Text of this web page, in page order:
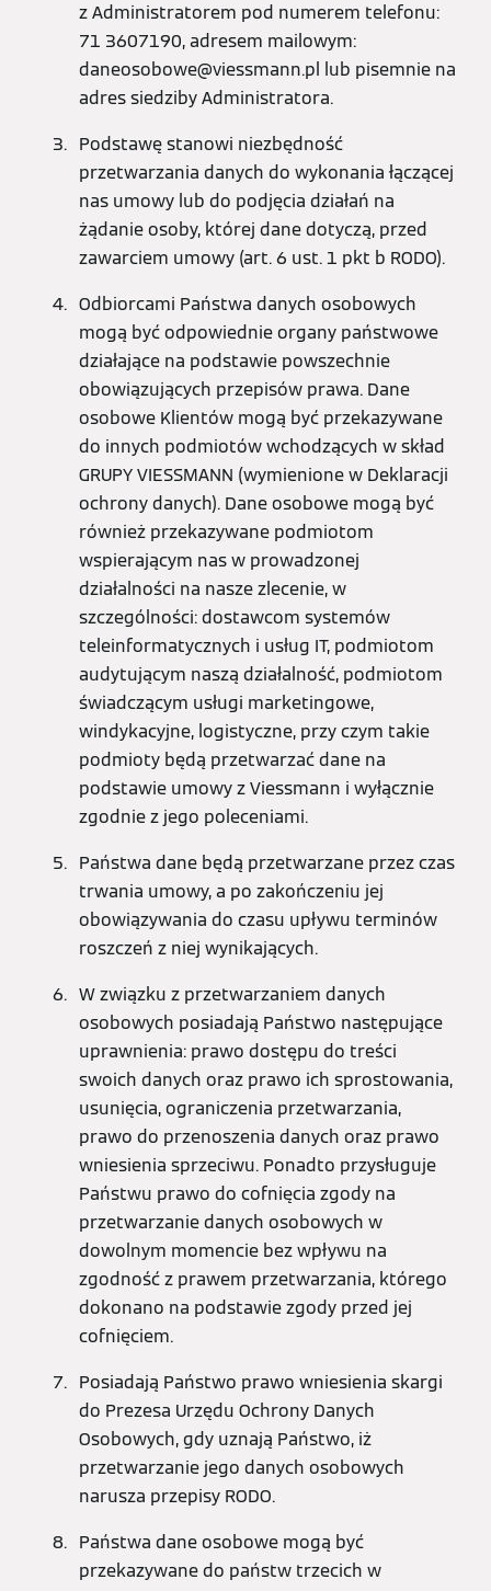
z Administratorem pod numerem telefonu:
71 3607190, adresem mailowym:
daneosobowe@viessmann.pl lub pisemnie na
adres siedziby Administratora.
Podstawę stanowi niezbędność
przetwarzania danych do wykonania łączącej
nas umowy lub do podjęcia działań na
żądanie osoby, której dane dotyczą, przed
zawarciem umowy (art. 6 ust. 1 pkt b RODO).
Odbiorcami Państwa danych osobowych
mogą być odpowiednie organy państwowe
działające na podstawie powszechnie
obowiązujących przepisów prawa. Dane
osobowe Klientów mogą być przekazywane
do innych podmiotów wchodzących w skład
GRUPY VIESSMANN (wymienione w Deklaracji
ochrony danych). Dane osobowe mogą być
również przekazywane podmiotom
wspierającym nas w prowadzonej
działalności na nasze zlecenie, w
szczególności: dostawcom systemów
teleinformatycznych i usług IT, podmiotom
audytującym naszą działalność, podmiotom
świadczącym usługi marketingowe,
windykacyjne, logistyczne, przy czym takie
podmioty będą przetwarzać dane na
podstawie umowy z Viessmann i wyłącznie
zgodnie z jego poleceniami.
Państwa dane będą przetwarzane przez czas
trwania umowy, a po zakończeniu jej
obowiązywania do czasu upływu terminów
roszczeń z niej wynikających.
W związku z przetwarzaniem danych
osobowych posiadają Państwo następujące
uprawnienia: prawo dostępu do treści
swoich danych oraz prawo ich sprostowania,
usunięcia, ograniczenia przetwarzania,
prawo do przenoszenia danych oraz prawo
wniesienia sprzeciwu. Ponadto przysługuje
Państwu prawo do cofnięcia zgody na
przetwarzanie danych osobowych w
dowolnym momencie bez wpływu na
zgodność z prawem przetwarzania, którego
dokonano na podstawie zgody przed jej
cofnięciem.
Posiadają Państwo prawo wniesienia skargi
do Prezesa Urzędu Ochrony Danych
Osobowych, gdy uznają Państwo, iż
przetwarzanie jego danych osobowych
narusza przepisy RODO.
Państwa dane osobowe mogą być
przekazywane do państw trzecich w